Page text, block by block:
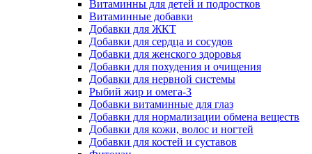
Витаминны для детей и подростков
Витаминные добавки
Добавки для ЖКТ
Добавки для сердца и сосудов
Добавки для женского здоровья
Добавки для похудения и очищения
Добавки для нервной системы
Рыбий жир и омега-3
Добавки витаминные для глаз
Добавки для нормализации обмена веществ
Добавки для кожи, волос и ногтей
Добавки для костей и суставов